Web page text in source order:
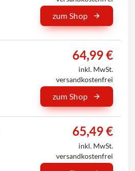
zum Shop
64,99 €
inkl. MwSt.
versandkostenfrei
zum Shop
65,49 €
inkl. MwSt.
versandkostenfrei